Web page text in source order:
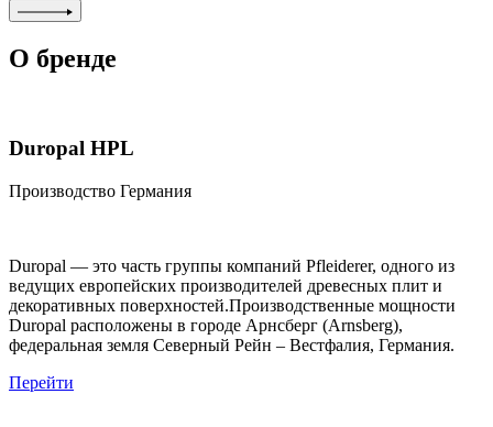
О бренде
Duropal HPL
Производство Германия
Duropal — это часть группы компаний Pfleiderer, одного из
ведущих европейских производителей древесных плит и
декоративных поверхностей.Производственные мощности
Duropal расположены в городе Арнсберг (Arnsberg),
федеральная земля Северный Рейн – Вестфалия, Германия.
Перейти